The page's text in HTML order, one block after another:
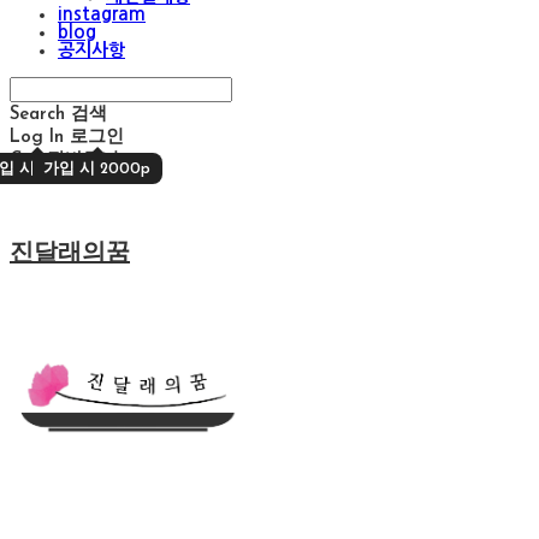
instagram
blog
공지사항
Search 검색
Log In
시 2000p
로그인
가입 시 2000p
Cart장바구니
진달래의꿈